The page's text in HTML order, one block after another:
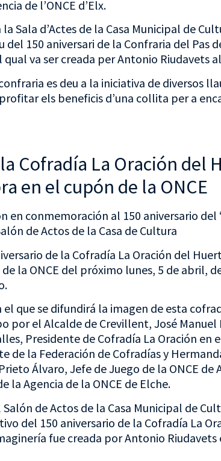
de l’ONCE d’Elx.
Sala d’Actes de la Casa Municipal de
150 aniversari de la Confraria del Pas
va ser creada per Antonio Riudavets
es deu a la iniciativa de diversos
els beneficis d’una collita per a
Cofradía La Oración del
en el cupón de la ONCE
en conmemoración al 150 aniversario del
de Actos de la Casa de Cultura
de la Cofradía La Oración del
la ONCE del próximo lunes, 5 de abril,
que se difundirá la imagen de esta
por el Alcalde de Crevillent, José Manuel
Presidente de Cofradía La Oración en
de la Federación de Cofradías y
Álvaro, Jefe de Juego de la ONCE de
Agencia de la ONCE de Elche.
de Actos de la Casa Municipal de
del 150 aniversario de la Cofradía La
fue creada por Antonio Riudavets